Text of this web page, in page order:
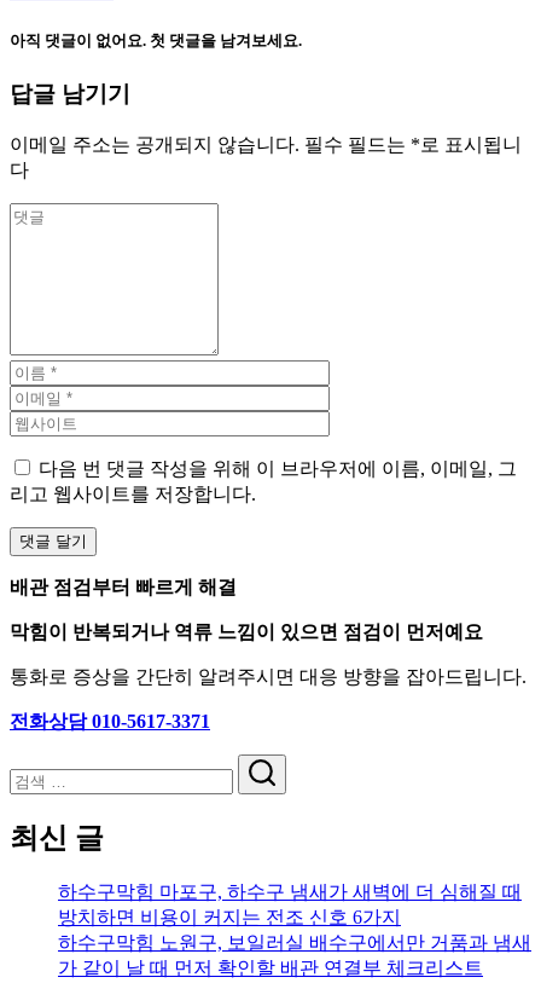
아직 댓글이 없어요. 첫 댓글을 남겨보세요.
답글 남기기
이메일 주소는 공개되지 않습니다. 필수 필드는 *로 표시됩니
다
다음 번 댓글 작성을 위해 이 브라우저에 이름, 이메일, 그
리고 웹사이트를 저장합니다.
배관 점검부터 빠르게 해결
막힘이 반복되거나 역류 느낌이 있으면 점검이 먼저예요
통화로 증상을 간단히 알려주시면 대응 방향을 잡아드립니다.
전화상담 010-5617-3371
검
최신 글
하수구막힘 마포구, 하수구 냄새가 새벽에 더 심해질 때
방치하면 비용이 커지는 전조 신호 6가지
하수구막힘 노원구, 보일러실 배수구에서만 거품과 냄새
가 같이 날 때 먼저 확인할 배관 연결부 체크리스트